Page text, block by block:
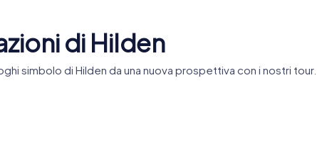
di Hilden
simbolo di Hilden da una nuova prospettiva con i nostri tour.